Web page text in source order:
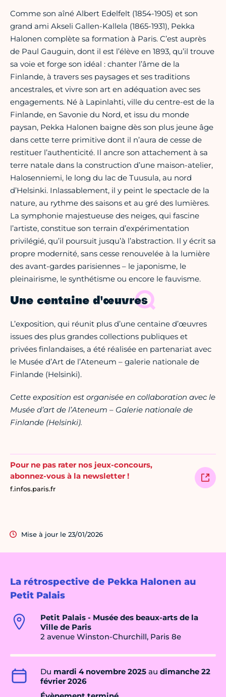
La rétrospective de Pekka Halonen au
Petit Palais
Petit Palais - Musée des beaux-arts de la
Ville de Paris
2 avenue Winston-Churchill, Paris 8e
Du mardi 4 novembre 2025 au dimanche 22
février 2026
Comme son aîné Albert Edelfelt (1854-1905) et son
grand ami Akseli Gallen-Kallela (1865-1931), Pekka
Halonen complète sa formation à Paris. C’est auprès
de Paul Gauguin, dont il est l’élève en 1893, qu’il trouve
sa voie et forge son idéal : chanter l’âme de la
Finlande, à travers ses paysages et ses traditions
ancestrales, et vivre son art en adéquation avec ses
engagements. Né à Lapinlahti, ville du centre-est de la
Finlande, en Savonie du Nord, et issu du monde
paysan, Pekka Halonen baigne dès son plus jeune âge
dans cette terre primitive dont il n’aura de cesse de
restituer l’authenticité. Il ancre son attachement à sa
terre natale dans la construction d’une maison-atelier,
Halosenniemi, le long du lac de Tuusula, au nord
d’Helsinki. Inlassablement, il y peint le spectacle de la
nature, au rythme des saisons et au gré des lumières.
La symphonie majestueuse des neiges, qui fascine
l’artiste, constitue son terrain d’expérimentation
privilégié, qu’il poursuit jusqu’à l’abstraction. Il y écrit sa
propre modernité, sans cesse renouvelée à la lumière
des avant-gardes parisiennes – le japonisme, le
pleinairisme, le synthétisme ou encore le fauvisme.
Une centaine d'œuvres
L’exposition, qui réunit plus d’une centaine d’œuvres
issues des plus grandes collections publiques et
privées finlandaises, a été réalisée en partenariat avec
le Musée d’Art de l’Ateneum – galerie nationale de
Finlande (Helsinki).
Cette exposition est organisée en collaboration avec le
Musée d’art de l’Ateneum – Galerie nationale de
Finlande (Helsinki).
Pour ne pas rater nos jeux-concours,
abonnez-vous à la newsletter !
f.infos.paris.fr
Mise à jour le 23/01/2026